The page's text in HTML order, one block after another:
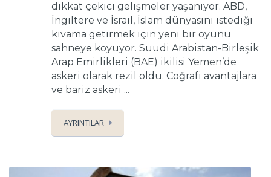
dikkat çekici gelişmeler yaşanıyor. ABD,
İngiltere ve İsrail, İslam dünyasını istediği
kıvama getirmek için yeni bir oyunu
sahneye koyuyor. Suudi Arabistan-Birleşik
Arap Emirlikleri (BAE) ikilisi Yemen’de
askeri olarak rezil oldu. Coğrafi avantajlara
ve bariz askeri ...
AYRINTILAR